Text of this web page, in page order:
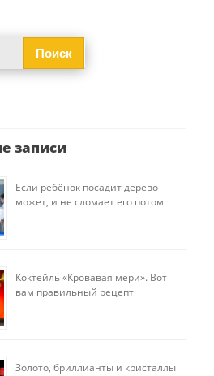
записи
Если ребёнок посадит дерево —
может, и не сломает его потом
Коктейль «Кровавая мери». Вот
вам правильный рецепт
Золото, бриллианты и кристаллы